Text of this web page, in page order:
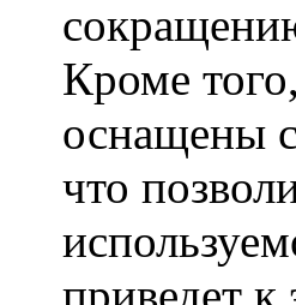
Кроме
оснащены
что
приведет к